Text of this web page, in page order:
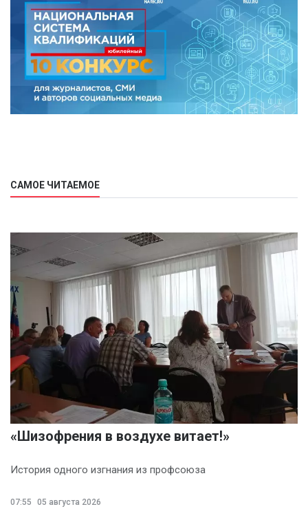
САМОЕ ЧИТАЕМОЕ
«Шизофрения в воздухе витает!»
История одного изгнания из профсоюза
07:55
05 августа 2026